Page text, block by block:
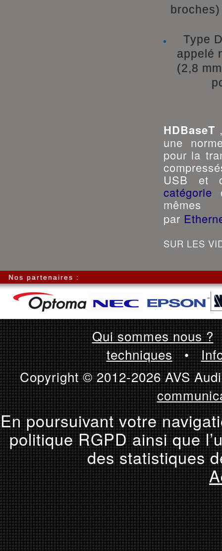
Type
appelé
(2,8
HDBaseT
une
pour la
USB et
catégorie
par
SUR LES
Nos partenaires :
Qui sommes nous ?
techniques•
Copyright © 2012-2026 AVS
En poursuivant votre
politique RGPD ainsi que
des statistiques